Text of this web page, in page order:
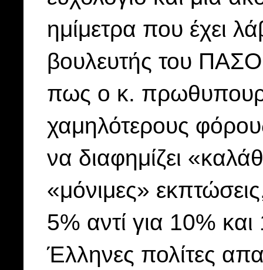
ημίμετρα που έχει
βουλευτής του
πως ο κ.
χαμηλότερους
να διαφημίζει
«μόνιμες»
5% αντί για 10%
Έλληνες πολίτες